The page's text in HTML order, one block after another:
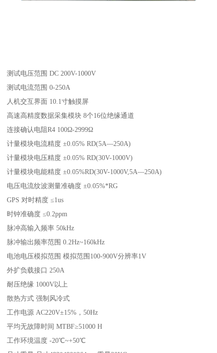
测试电压范围 DC 200V-1000V
测试电流范围 0-250A
人机交互界面 10.1寸触摸屏
高速高精度数据采集模块 8个16位绝缘通道
连接确认电阻R4 100Ω-2999Ω
计量模块电流精度 ±0.05% RD(5A—250A)
计量模块电压精度 ±0.05% RD(30V-1000V)
计量模块电能精度 ±0.05%RD(30V-1000V,5A—250A)
电压电流纹波测量准确度 ±0.05%*RG
GPS 对时精度 ≤1us
时钟准确度 ≤0.2ppm
脉冲高输入频率 50kHz
脉冲输出频率范围 0.2Hz~160kHz
电池电压模拟范围 模拟范围100-900V分辨率1V
外扩负载接口 250A
耐压绝缘 1000V以上
散热方式 强制风冷式
工作电源 AC220V±15%，50Hz
平均无故障时间 MTBF≥51000 H
工作环境温度 -20℃~+50℃